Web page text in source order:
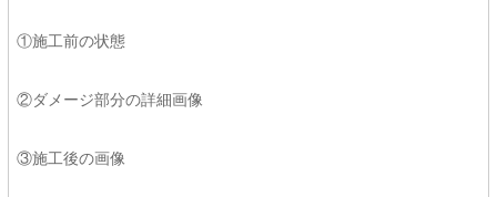
①施工前の状態
②ダメージ部分の詳細画像
③施工後の画像